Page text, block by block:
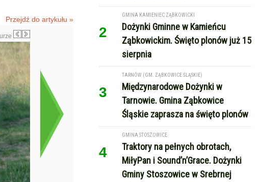
Przejdź do artykułu »
2
GMINA KAMIENIEC ZĄBKOWICKI
Dożynki Gminne w Kamieńcu
Ząbkowickim. Święto plonów już 15
sierpnia
3
TARNÓW (GM. ZĄBKOWICE ŚLĄSKIE)
Międzynarodowe Dożynki w
Tarnowie. Gmina Ząbkowice
Śląskie zaprasza na święto plonów
4
GMINA STOSZOWICE
Traktory na pełnych obrotach,
MiłyPan i Sound’n’Grace. Dożynki
Gminy Stoszowice w Srebrnej